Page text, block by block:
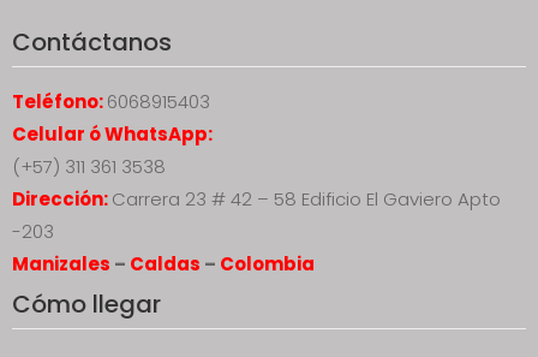
Contáctanos
Teléfono:6068915403
Celular ó WhatsApp:
(+57) 311 361 3538
Dirección:Carrera 23 # 42 – 58 Edificio El Gaviero Apto
-203
Manizales – Caldas – Colombia
Cómo llegar